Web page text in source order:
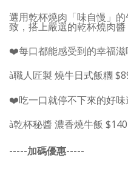
選用乾杯燒肉「味自慢」
致，搭上嚴選的乾杯燒肉醬
❤️每口都能感受到的幸福滋
à職人匠製 燒牛日式飯糰
❤️吃一口就停不下來的好味
à乾杯秘醬 濃香燒牛飯 $140
-----加碼優惠-----